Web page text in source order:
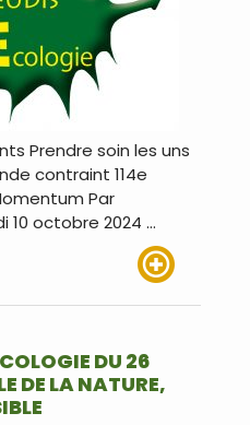
Prendre soin les uns
contraint 114e
Par
10 octobre 2024 …
DU 26
DE LA NATURE,